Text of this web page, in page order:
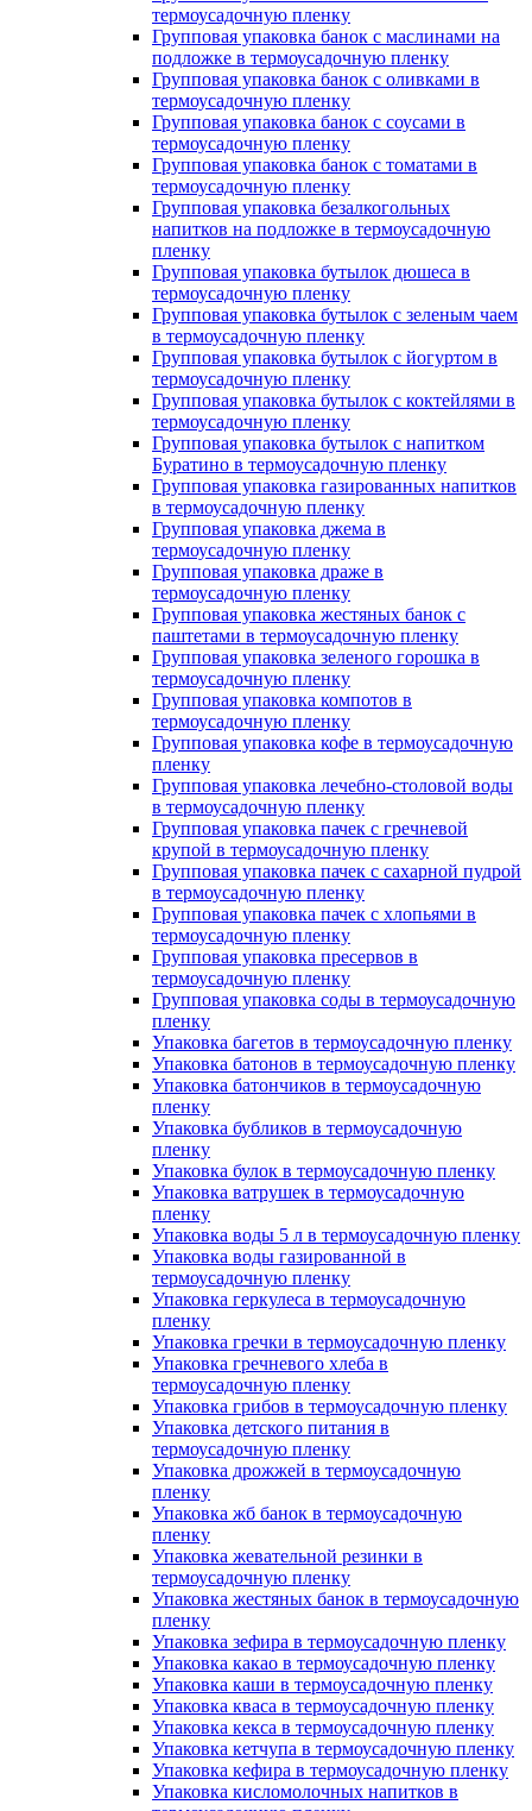
термоусадочную пленку
Групповая упаковка банок с маслинами на
подложке в термоусадочную пленку
Групповая упаковка банок с оливками в
термоусадочную пленку
Групповая упаковка банок с соусами в
термоусадочную пленку
Групповая упаковка банок с томатами в
термоусадочную пленку
Групповая упаковка безалкогольных
напитков на подложке в термоусадочную
пленку
Групповая упаковка бутылок дюшеса в
термоусадочную пленку
Групповая упаковка бутылок с зеленым чаем
в термоусадочную пленку
Групповая упаковка бутылок с йогуртом в
термоусадочную пленку
Групповая упаковка бутылок с коктейлями в
термоусадочную пленку
Групповая упаковка бутылок с напитком
Буратино в термоусадочную пленку
Групповая упаковка газированных напитков
в термоусадочную пленку
Групповая упаковка джема в
термоусадочную пленку
Групповая упаковка драже в
термоусадочную пленку
Групповая упаковка жестяных банок с
паштетами в термоусадочную пленку
Групповая упаковка зеленого горошка в
термоусадочную пленку
Групповая упаковка компотов в
термоусадочную пленку
Групповая упаковка кофе в термоусадочную
пленку
Групповая упаковка лечебно-столовой воды
в термоусадочную пленку
Групповая упаковка пачек с гречневой
крупой в термоусадочную пленку
Групповая упаковка пачек с сахарной пудрой
в термоусадочную пленку
Групповая упаковка пачек с хлопьями в
термоусадочную пленку
Групповая упаковка пресервов в
термоусадочную пленку
Групповая упаковка соды в термоусадочную
пленку
Упаковка багетов в термоусадочную пленку
Упаковка батонов в термоусадочную пленку
Упаковка батончиков в термоусадочную
пленку
Упаковка бубликов в термоусадочную
пленку
Упаковка булок в термоусадочную пленку
Упаковка ватрушек в термоусадочную
пленку
Упаковка воды 5 л в термоусадочную пленку
Упаковка воды газированной в
термоусадочную пленку
Упаковка геркулеса в термоусадочную
пленку
Упаковка гречки в термоусадочную пленку
Упаковка гречневого хлеба в
термоусадочную пленку
Упаковка грибов в термоусадочную пленку
Упаковка детского питания в
термоусадочную пленку
Упаковка дрожжей в термоусадочную
пленку
Упаковка жб банок в термоусадочную
пленку
Упаковка жевательной резинки в
термоусадочную пленку
Упаковка жестяных банок в термоусадочную
пленку
Упаковка зефира в термоусадочную пленку
Упаковка какао в термоусадочную пленку
Упаковка каши в термоусадочную пленку
Упаковка кваса в термоусадочную пленку
Упаковка кекса в термоусадочную пленку
Упаковка кетчупа в термоусадочную пленку
Упаковка кефира в термоусадочную пленку
Упаковка кисломолочных напитков в